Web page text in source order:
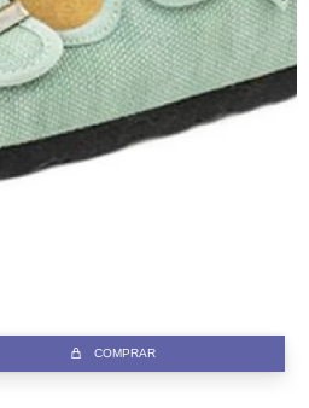
COMPRAR